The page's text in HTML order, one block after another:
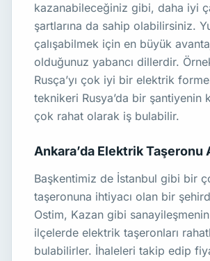
kazanabileceğiniz gibi, daha iyi
şartlarına da sahip olabilirsiniz.
çalışabilmek için en büyük
olduğunuz yabancı dillerdir.
Rusça’yı çok iyi bir elektrik
teknikeri Rusya’da bir şantiyenin
çok rahat olarak iş bulabilir.
Ankara’da Elektrik Taşeronu
Başkentimiz de İstanbul gibi bir
taşeronuna ihtiyacı olan bir
Ostim, Kazan gibi
ilçelerde elektrik taşeronları
bulabilirler. İhaleleri takip edip